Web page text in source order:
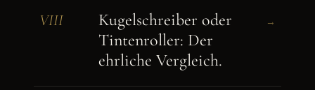
VIII
Kugelschreiber oder
Tintenroller: Der
ehrliche Vergleich.
→